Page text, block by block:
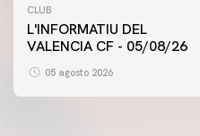
CLUB
L'INFORMATIU DEL
VALENCIA CF - 05/08/26
05 agosto 2026